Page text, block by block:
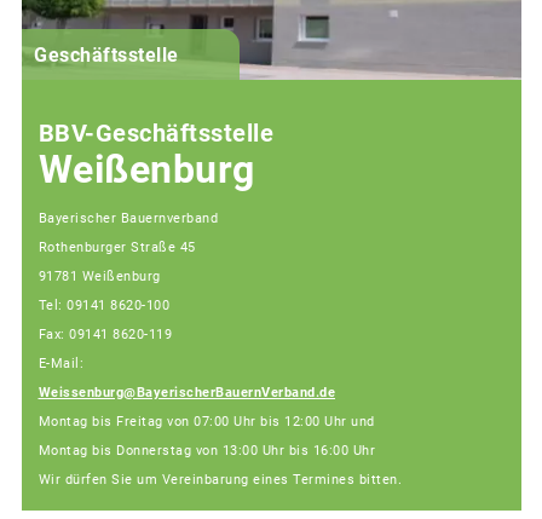
Geschäftsstelle
BBV-Geschäftsstelle
Weißenburg
Bayerischer Bauernverband
Rothenburger Straße 45
91781 Weißenburg
Tel: 09141 8620-100
Fax: 09141 8620-119
E-Mail:
Weissenburg@BayerischerBauernVerband.de
Montag bis Freitag von 07:00 Uhr bis 12:00 Uhr und
Montag bis Donnerstag von 13:00 Uhr bis 16:00 Uhr
Wir dürfen Sie um Vereinbarung eines Termines bitten.